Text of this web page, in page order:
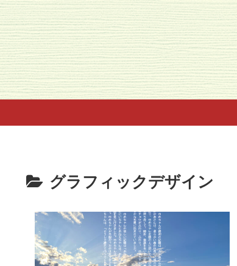
グラフィックデザイン